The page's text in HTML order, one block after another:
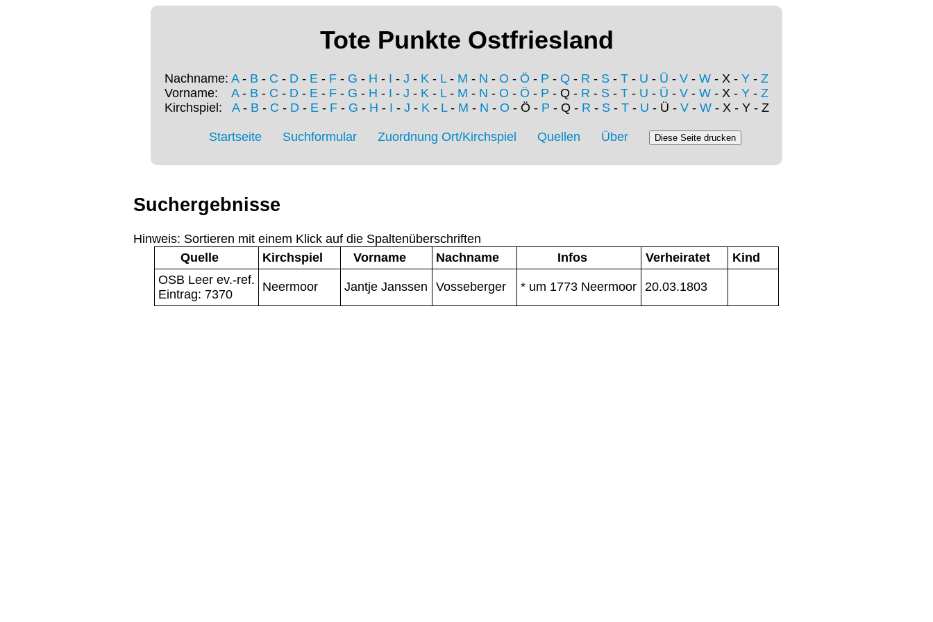
Tote Punkte Ostfriesland
Nachname: A- B - C - D - E - F - G - H - I - J - K - L- M - N - O - Ö - P - Q - R - S - T - U - Ü - V - W - X - Y - Z
Vorname: A- B - C - D - E - F - G - H - I - J - K - L- M - N - O - Ö - P - Q - R - S - T - U - Ü - V - W - X - Y - Z
Kirchspiel: A- B - C - D- E- F- G - H - I - J - K- L- M - N - O - Ö - P - Q - R - S- T- U - Ü - V- W- X - Y - Z
Startseite Suchformular Zuordnung Ort/Kirchspiel Quellen Über
Suchergebnisse
Hinweis: Sortieren mit einem Klick auf die Spaltenüberschriften
Quelle
Kirchspiel Vorname Nachname Infos Verheiratet
Kind
OSB Leer ev.-ref.
Eintrag: 7370
Neermoor Jantje Janssen Vosseberger * um 1773 Neermoor 20.03.1803